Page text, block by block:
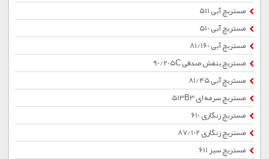
مستربچ آبی 511
مستربچ آبی 510
مستربچ آبی 81/160
مستربچ بنفش صدفی 90/205C
مستربچ آبی 81/45
مستربچ سرمه ای 513B3
مستربچ زنگاری 610
مستربچ زنگاری 87/102
مستربچ سبز 611